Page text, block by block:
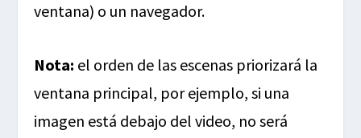
ventana) o un navegador.
Nota: el orden de las escenas priorizará la
ventana principal, por ejemplo, si una
imagen está debajo del video, no será